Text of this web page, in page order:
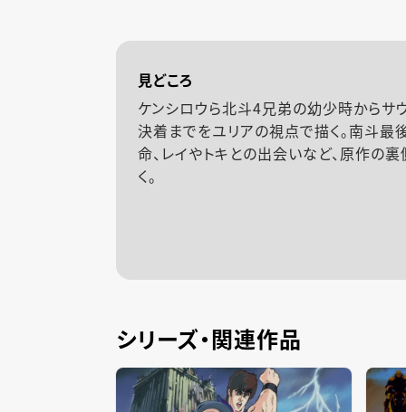
見どころ
ケンシロウら北斗4兄弟の幼少時からサ
決着までをユリアの視点で描く。南斗最
命、レイやトキとの出会いなど、原作の
く。
シリーズ・関連作品